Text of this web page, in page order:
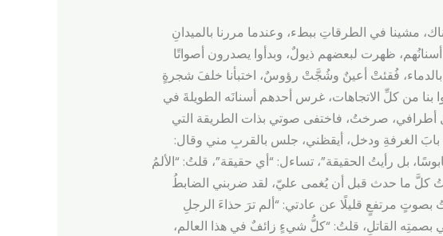
مشينا في الطرقاتِ ببطء، وعندما مررنا بالميدانِ
ظهرت لبعضهم ذيولٌ، وبدأوا يصدرون أصواتًا
بالدماء، فُقئتْ أعينٌ وشُجَّتْ رؤوسٌ، اختبأنا خلفَ شجرةٍ
بنا من كلِّ الاتجاهات، غرس أحدهم أسنانَه الطويلةَ في
أطرافي، صرختُ، فاختفى صوتي بذات الطريقة التي
بابَ الغرفةِ ودخل، أيقظني، جلس بالقربِ مني وقال:
بل رأيتُ الحقيقة”، تساءل: “أي حقيقة”، قلتُ: “الألمُ
كلَّ ما حدث قبل أن يُغمى عليّ، لقد ضربني الضابطُ
مرتفعٍ قليلًا عن عادتي: “ألم ترَ حذاءَ الرجلِ
بصمتِه القاتلِ، قلتُ: “كلُّ شيءٍ زائفٌ في هذا العالم،